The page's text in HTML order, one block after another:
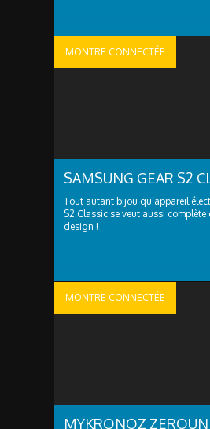
MONTRE CONNECTÉE
SAMSUNG GEAR S2
Tout autant bijou qu’appareil
S2 Classic se veut aussi
design !
MONTRE CONNECTÉE
MYKRONOZ